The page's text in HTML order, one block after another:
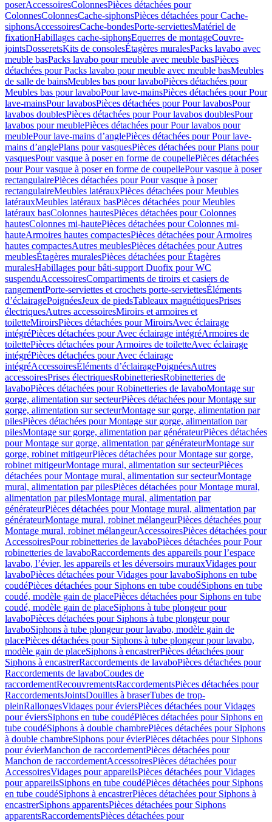
poserAccessoiresColonnesPièces détachées pour
ColonnesColonnesCache-siphonsPièces détachées pour Cache-
siphonsAccessoiresCache-bondesPorte-serviettesMatériel de
fixationHabillages cache-siphonsEquerres de montageCouvre-
jointsDosseretsKits de consolesÉtagères muralesPacks lavabo avec
meuble basPacks lavabo pour meuble avec meuble basPièces
détachées pour Packs lavabo pour meuble avec meuble basMeubles
de salle de bainsMeubles bas pour lavaboPièces détachées pour
Meubles bas pour lavaboPour lave-mainsPièces détachées pour Pour
lave-mainsPour lavabosPièces détachées pour Pour lavabosPour
lavabos doublesPièces détachées pour Pour lavabos doublesPour
lavabos pour meublePièces détachées pour Pour lavabos pour
meublePour lave-mains d’anglePièces détachées pour Pour lave-
mains d’anglePlans pour vasquesPièces détachées pour Plans pour
vasquesPour vasque à poser en forme de coupellePièces détachées
pour Pour vasque à poser en forme de coupellePour vasque à poser
rectangulairePièces détachées pour Pour vasque à poser
rectangulaireMeubles latérauxPièces détachées pour Meubles
latérauxMeubles latéraux basPièces détachées pour Meubles
latéraux basColonnes hautesPièces détachées pour Colonnes
hautesColonnes mi-hautePièces détachées pour Colonnes mi-
hauteArmoires hautes compactesPièces détachées pour Armoires
hautes compactesAutres meublesPièces détachées pour Autres
meublesÉtagères muralesPièces détachées pour Étagères
muralesHabillages pour bâti-support Duofix pour WC
suspenduAccessoiresCompartiments de tiroirs et casiers de
rangementPorte-serviettes et crochets porte-serviettesÉléments
d’éclairagePoignéesJeux de piedsTableaux magnétiquesPrises
électriquesAutres accessoiresMiroirs et armoires et
toiletteMiroirsPièces détachées pour MiroirsAvec éclairage
intégréPièces détachées pour Avec éclairage intégréArmoires de
toilettePièces détachées pour Armoires de toiletteAvec éclairage
intégréPièces détachées pour Avec éclairage
intégréAccessoiresÉléments d’éclairagePoignéesAutres
accessoiresPrises électriquesRobinetteriesRobinetteries de
lavaboPièces détachées pour Robinetteries de lavaboMontage sur
gorge, alimentation sur secteurPièces détachées pour Montage sur
gorge, alimentation sur secteurMontage sur gorge, alimentation par
pilesPièces détachées pour Montage sur gorge, alimentation par
pilesMontage sur gorge, alimentation par générateurPièces détachées
pour Montage sur gorge, alimentation par générateurMontage sur
gorge, robinet mitigeurPièces détachées pour Montage sur gorge,
robinet mitigeurMontage mural, alimentation sur secteurPièces
détachées pour Montage mural, alimentation sur secteurMontage
mural, alimentation par pilesPièces détachées pour Montage mural,
alimentation par pilesMontage mural, alimentation par
générateurPièces détachées pour Montage mural, alimentation par
générateurMontage mural, robinet mélangeurPièces détachées pour
Montage mural, robinet mélangeurAccessoiresPièces détachées pour
AccessoiresPour robinetteries de lavaboPièces détachées pour Pour
robinetteries de lavaboRaccordements des appareils pour l’espace
lavabo, l’évier, les appareils et les déversoirs murauxVidages pour
lavaboPièces détachées pour Vidages pour lavaboSiphons en tube
coudéPièces détachées pour Siphons en tube coudéSiphons en tube
coudé, modèle gain de placePièces détachées pour Siphons en tube
coudé, modèle gain de placeSiphons à tube plongeur pour
lavaboPièces détachées pour Siphons à tube plongeur pour
lavaboSiphons à tube plongeur pour lavabo, modèle gain de
placePièces détachées pour Siphons à tube plongeur pour lavabo,
modèle gain de placeSiphons à encastrerPièces détachées pour
Siphons à encastrerRaccordements de lavaboPièces détachées pour
Raccordements de lavaboCoudes de
raccordementRecouvrementsRaccordementsPièces détachées pour
RaccordementsJointsDouilles à braserTubes de trop-
pleinRallongesVidages pour éviersPièces détachées pour Vidages
pour éviersSiphons en tube coudéPièces détachées pour Siphons en
tube coudéSiphons à double chambrePièces détachées pour Siphons
à double chambreSiphons pour évierPièces détachées pour Siphons
pour évierManchon de raccordementPièces détachées pour
Manchon de raccordementAccessoiresPièces détachées pour
AccessoiresVidages pour appareilsPièces détachées pour Vidages
pour appareilsSiphons en tube coudéPièces détachées pour Siphons
en tube coudéSiphons à encastrerPièces détachées pour Siphons à
encastrerSiphons apparentsPièces détachées pour Siphons
apparentsRaccordementsPièces détachées pour